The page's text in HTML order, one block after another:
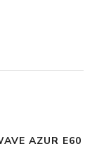
AZUR E60